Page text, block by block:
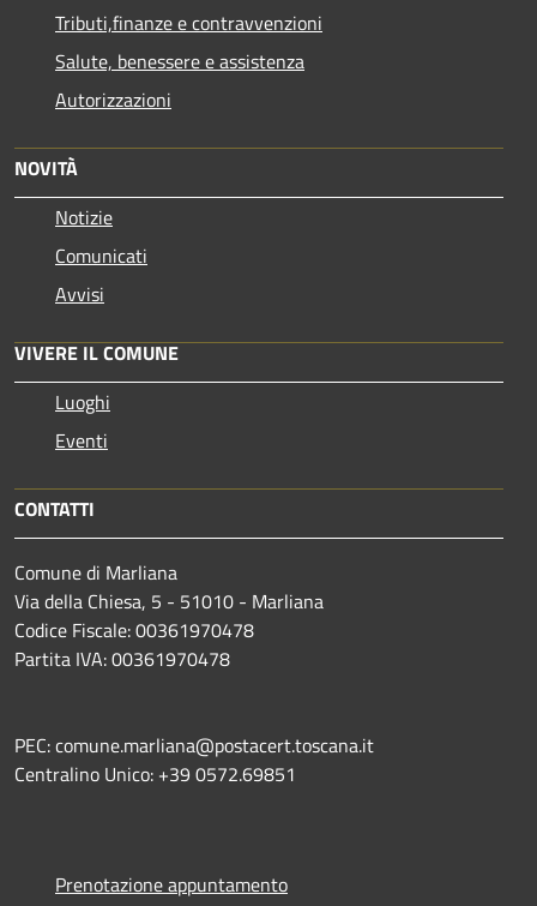
Tributi,finanze e contravvenzioni
Salute, benessere e assistenza
Autorizzazioni
NOVITÀ
Notizie
Comunicati
Avvisi
VIVERE IL COMUNE
Luoghi
Eventi
CONTATTI
Comune di Marliana
Via della Chiesa, 5 - 51010 - Marliana
Codice Fiscale: 00361970478
Partita IVA: 00361970478
PEC: comune.marliana@postacert.toscana.it
Centralino Unico: +39 0572.69851
Prenotazione appuntamento